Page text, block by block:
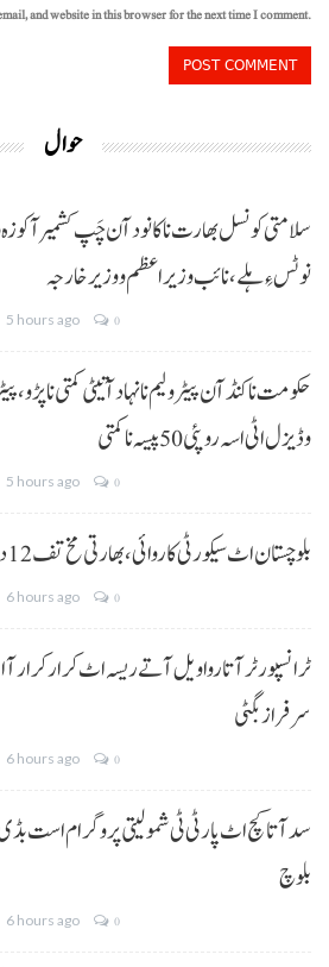
and website in this browser for the next time I comment.
حوال
سلامتی کونسل بھارت نا کانود آن چَپ کشمیر آ
نوٹس ءِ ہلے،نائب وزیراعظم و وزیر خارجہ
5 hours ago 0
و ڈیزل اٹی اسہ روپئی 50 پیسہ نا کمتی
5 hours ago 0
بلوچستان اٹ سیکورٹی کاروائی، بھارتی مخ تف 12 دہشتگرد خلنگار،آئی ایس پی آر
6 hours ago 0
ٹرانسپورٹر آتا روا ویل آتے ریسہ اٹ کرار کرار
سرفراز بگٹی
6 hours ago 0
سد آتا کچ اٹ پارٹی ٹی شمولیتی پروگرام است
بلوچ
6 hours ago 0